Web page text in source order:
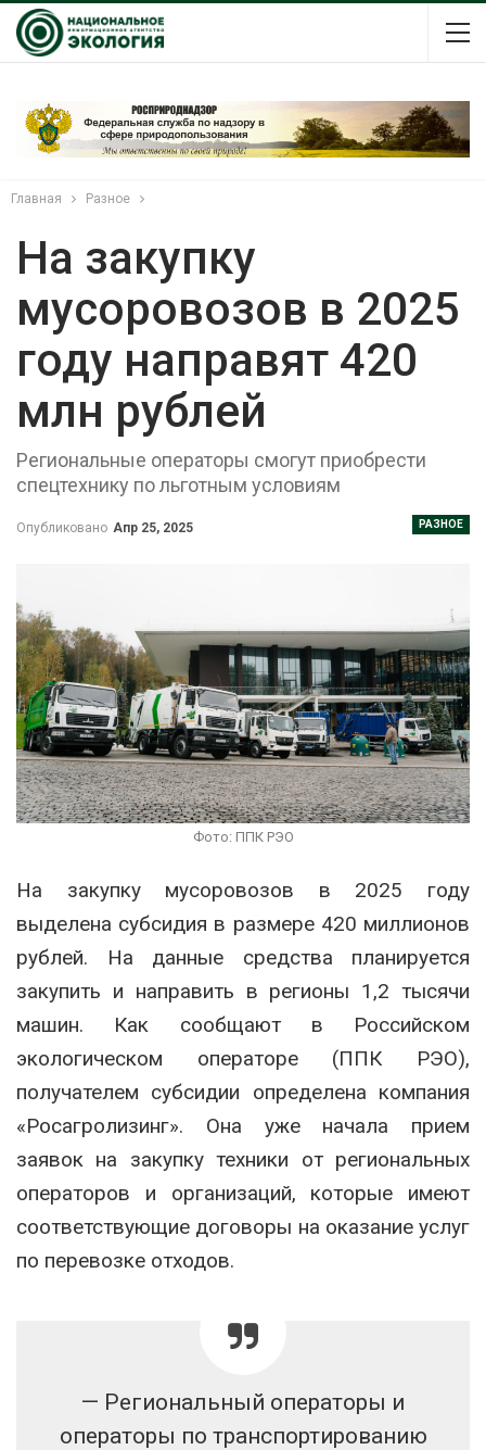
Главная Разное
На закупку
мусоровозов в 2025
году направят 420
млн рублей
Региональные операторы смогут приобрести
спецтехнику по льготным условиям
РАЗНОЕ
Опубликовано Апр 25, 2025
Фото: ППК РЭО
На закупку мусоровозов в 2025 году
выделена субсидия в размере 420 миллионов
рублей. На данные средства планируется
закупить и направить в регионы 1,2 тысячи
машин. Как сообщают в Российском
экологическом операторе (ППК РЭО),
получателем субсидии определена компания
«Росагролизинг». Она уже начала прием
заявок на закупку техники от региональных
операторов и организаций, которые имеют
соответствующие договоры на оказание услуг
по перевозке отходов.
— Региональный операторы и
операторы по транспортированию